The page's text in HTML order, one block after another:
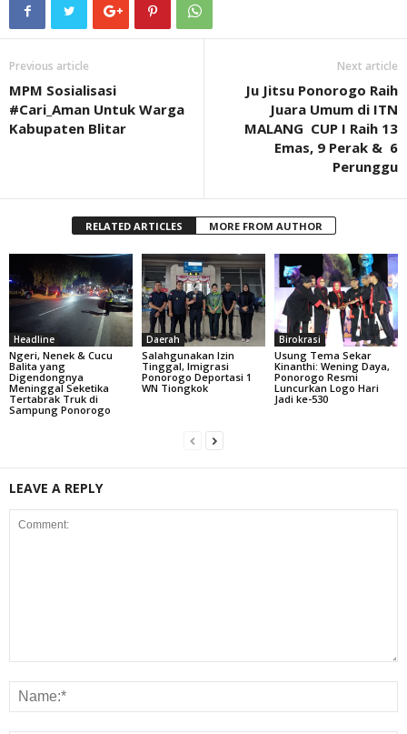
Previous article
MPM Sosialisasi
#Cari_Aman Untuk Warga
Kabupaten Blitar
Next article
Ju Jitsu Ponorogo Raih
Juara Umum di ITN
MALANG CUP I Raih 13
Emas, 9 Perak & 6
Perunggu
RELATED ARTICLES MORE FROM AUTHOR
Headline
Ngeri, Nenek & Cucu
Balita yang
Digendongnya
Meninggal Seketika
Tertabrak Truk di
Sampung Ponorogo
Daerah
Salahgunakan Izin
Tinggal, Imigrasi
Ponorogo Deportasi 1
WN Tiongkok
Birokrasi
Usung Tema Sekar
Kinanthi: Wening Daya,
Ponorogo Resmi
Luncurkan Logo Hari
Jadi ke-530
LEAVE A REPLY